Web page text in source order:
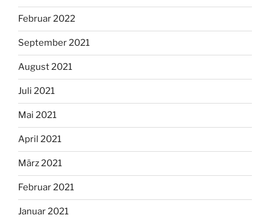
Februar 2022
September 2021
August 2021
Juli 2021
Mai 2021
April 2021
März 2021
Februar 2021
Januar 2021